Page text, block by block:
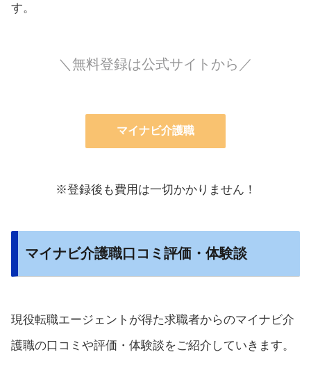
す。
＼無料登録は公式サイトから／
マイナビ介護職
※登録後も費用は一切かかりません！
マイナビ介護職口コミ評価・体験談
現役転職エージェントが得た求職者からのマイナビ介
護職の口コミや評価・体験談をご紹介していきます。